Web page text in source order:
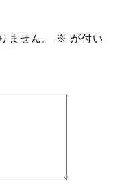
ません。 ※ が付い